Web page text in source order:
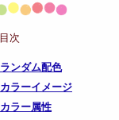
目次
ランダム配色
カラーイメージ
カラー属性